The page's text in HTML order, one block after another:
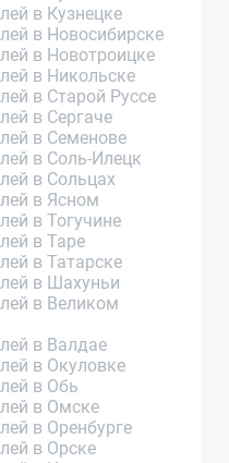
в Кузнецке
в Новосибирске
в Новотроицке
в Никольске
в Старой Руссе
в Сергаче
в Семенове
в Соль-Илецк
в Сольцах
в Ясном
в Тогучине
в Таре
в Татарске
в Шахуньи
в Великом
в Валдае
в Окуловке
в Обь
в Омске
в Оренбурге
в Орске